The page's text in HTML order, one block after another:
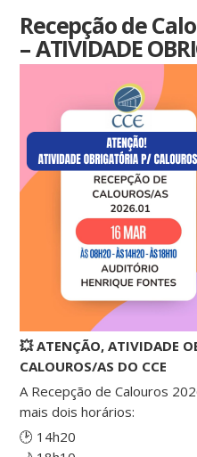
Recepção de
– ATIVIDADE
💥 ATENÇÃO, ATIVIDADE
CALOUROS/AS DO CCE
A Recepção de Calouros
mais dois horários:
🕑 14h20